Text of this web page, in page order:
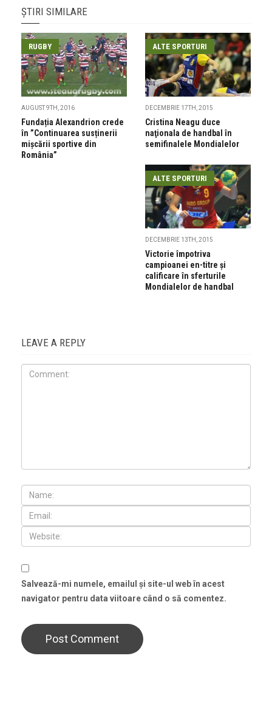
ȘTIRI SIMILARE
RUGBY
AUGUST 9TH, 2016
Fundația Alexandrion crede
în ”Continuarea susținerii
mișcării sportive din
România”
ALTE SPORTURI
DECEMBRIE 17TH, 2015
Cristina Neagu duce
naţionala de handbal în
semifinalele Mondialelor
ALTE SPORTURI
DECEMBRIE 13TH, 2015
Victorie împotriva
campioanei en-titre şi
calificare în sferturile
Mondialelor de handbal
LEAVE A REPLY
Salvează-mi numele, emailul și site-ul web în acest
navigator pentru data viitoare când o să comentez.